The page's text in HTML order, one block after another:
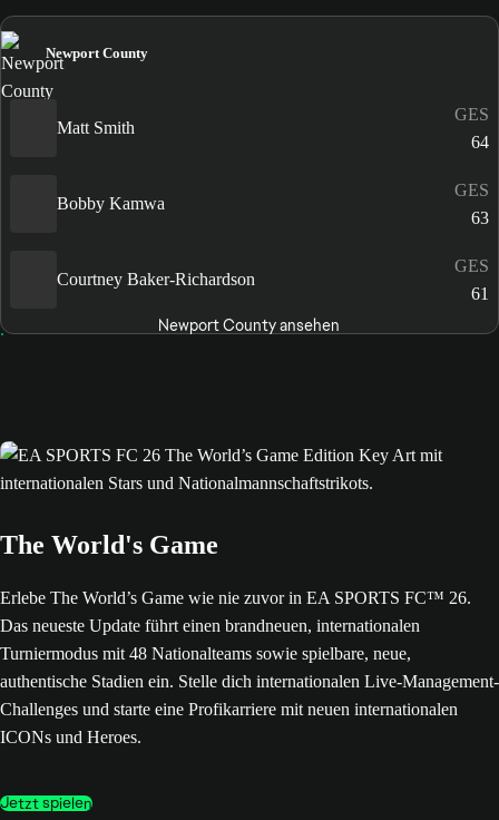
Newport County
Matt Smith
GES
64
Bobby Kamwa
GES
63
Courtney Baker-Richardson
GES
61
Newport County ansehen
The World's Game
Erlebe The World’s Game wie nie zuvor in EA SPORTS FC™ 26.
Das neueste Update führt einen brandneuen, internationalen
Turniermodus mit 48 Nationalteams sowie spielbare, neue,
authentische Stadien ein. Stelle dich internationalen Live-Management-
Challenges und starte eine Profikarriere mit neuen internationalen
ICONs und Heroes.
Jetzt spielen